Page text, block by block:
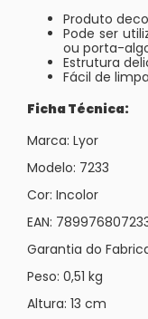
Produto
Pode ser
ou porta-
Estrutura
Fácil de
Ficha Técnica:
Marca: Lyor
Modelo: 7233
Cor: Incolor
EAN:
Garantia do
Peso: 0,51 kg
Altura: 13 cm